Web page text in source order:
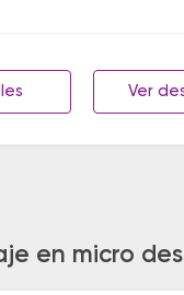
Ver
en micro